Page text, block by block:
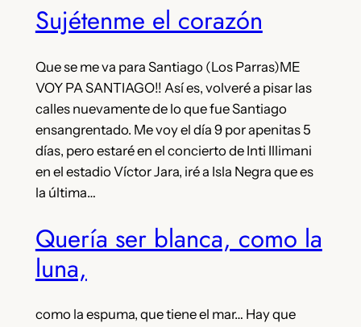
Sujétenme el corazón
Que se me va para Santiago (Los Parras)ME
VOY PA SANTIAGO!! Así es, volveré a pisar las
calles nuevamente de lo que fue Santiago
ensangrentado. Me voy el día 9 por apenitas 5
días, pero estaré en el concierto de Inti Illimani
en el estadio Víctor Jara, iré a Isla Negra que es
la última…
Quería ser blanca, como la
luna,
como la espuma, que tiene el mar… Hay que